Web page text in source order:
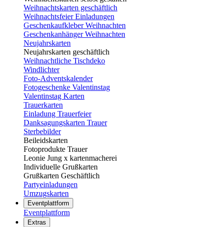
Weihnachtskarten geschäftlich
Weihnachtsfeier Einladungen
Geschenkaufkleber Weihnachten
Geschenkanhänger Weihnachten
Neujahrskarten
Neujahrskarten geschäftlich
Weihnachtliche Tischdeko
Windlichter
Foto-Adventskalender
Fotogeschenke Valentinstag
Valentinstag Karten
Trauerkarten
Einladung Trauerfeier
Danksagungskarten Trauer
Sterbebilder
Beileidskarten
Fotoprodukte Trauer
Leonie Jung x kartenmacherei
Individuelle Grußkarten
Grußkarten Geschäftlich
Partyeinladungen
Umzugskarten
Eventplattform
Eventplattform
Extras